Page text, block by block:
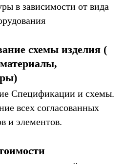
в зависимости от вида
схемы изделия (
Спецификации и схемы.
всех согласованных
и элементов.